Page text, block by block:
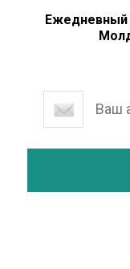
Ежедневный